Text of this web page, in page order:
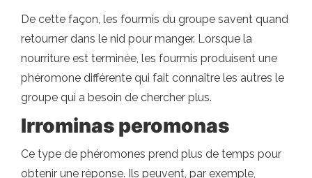
De cette façon, les fourmis du groupe savent quand
retourner dans le nid pour manger. Lorsque la
nourriture est terminée, les fourmis produisent une
phéromone différente qui fait connaître les autres le
groupe qui a besoin de chercher plus.
Irrominas peromonas
Ce type de phéromones prend plus de temps pour
obtenir une réponse. Ils peuvent, par exemple,